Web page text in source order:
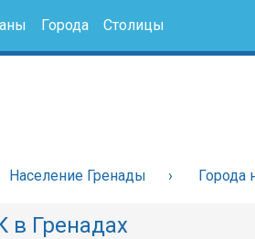
Города Столицы
Население Гренады Города
в Гренадах